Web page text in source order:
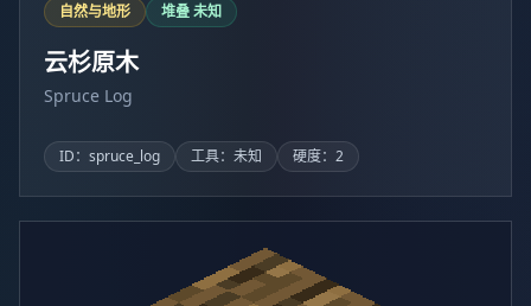
自然与地形 堆叠 未知
云杉原木
Spruce Log
ID：spruce_log 工具：未知 硬度：2